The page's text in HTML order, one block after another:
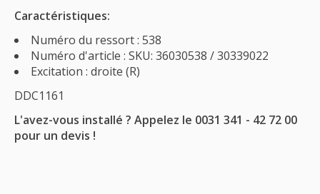
Caractéristiques:
Numéro du ressort : 538
Numéro d'article : SKU: 36030538 / 30339022
Excitation : droite (R)
DDC1161
L'avez-vous installé ? Appelez le 0031 341 - 42 72 00
pour un devis !